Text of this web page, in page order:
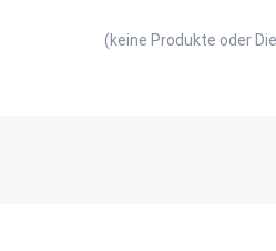
(keine Produkte oder